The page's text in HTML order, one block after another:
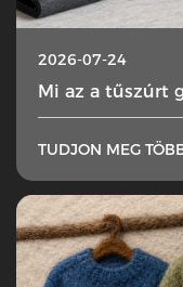
2026-07-24
Mi az a tűszúrt
TUDJON MEG